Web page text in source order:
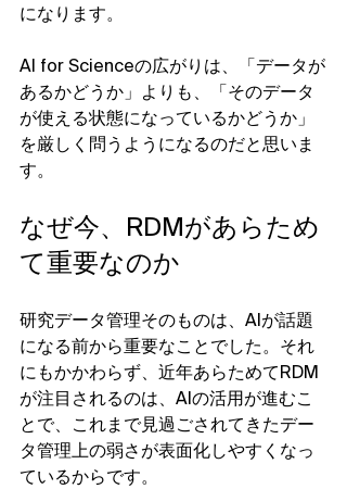
になります。
AI for Scienceの広がりは、「データが
あるかどうか」よりも、「そのデータ
が使える状態になっているかどうか」
を厳しく問うようになるのだと思いま
す。
なぜ今、RDMがあらため
て重要なのか
研究データ管理そのものは、AIが話題
になる前から重要なことでした。それ
にもかかわらず、近年あらためてRDM
が注目されるのは、AIの活用が進むこ
とで、これまで見過ごされてきたデー
タ管理上の弱さが表面化しやすくなっ
ているからです。